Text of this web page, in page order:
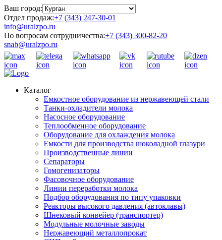
Ваш город:
Отдел продаж:+7 (343) 247-30-01
info@uralzpo.ru
По вопросам сотрудничества:+7 (343) 300-82-20
snab@uralzpo.ru
Каталог
Емкостное оборудование из нержавеющей стали
Танки-охладители молока
Насосное оборудование
Теплообменное оборудование
Оборудование для охлаждения молока
Емкости для производства шоколадной глазури
Производственные линии
Сепараторы
Гомогенизаторы
Фасовочное оборудование
Линии переработки молока
Подбор оборудования по типу упаковки
Реакторы высокого давления (автоклавы)
Шнековый конвейер (транспортер)
Модульные молочные заводы
Нержавеющий металлопрокат